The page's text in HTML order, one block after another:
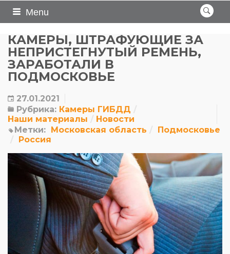
Menu
КАМЕРЫ, ШТРАФУЮЩИЕ ЗА
НЕПРИСТЕГНУТЫЙ РЕМЕНЬ,
ЗАРАБОТАЛИ В
ПОДМОСКОВЬЕ
27.01.2021
Рубрика: Камеры ГИБДД
Наши материалы
Новости
Метки: Московская область
Подмосковье
Россия